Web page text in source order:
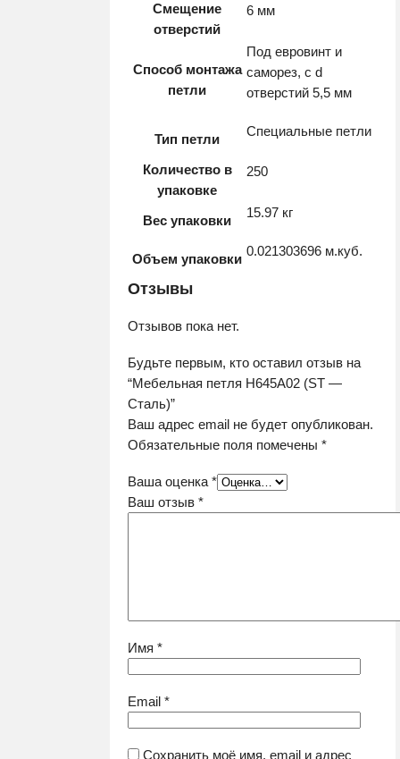
Смещение
отверстий
6 мм
Способ монтажа
петли
Под евровинт и
саморез, с d
отверстий 5,5 мм
Тип петли
Специальные петли
Количество в
упаковке
250
Вес упаковки
15.97 кг
Объем упаковки
0.021303696 м.куб.
Отзывы
Отзывов пока нет.
Будьте первым, кто оставил отзыв на
“Мебельная петля H645A02 (ST —
Сталь)”
Ваш адрес email не будет опубликован.
Обязательные поля помечены*
Ваша оценка*
Ваш отзыв*
Имя*
Email*
Сохранить моё имя, email и адрес